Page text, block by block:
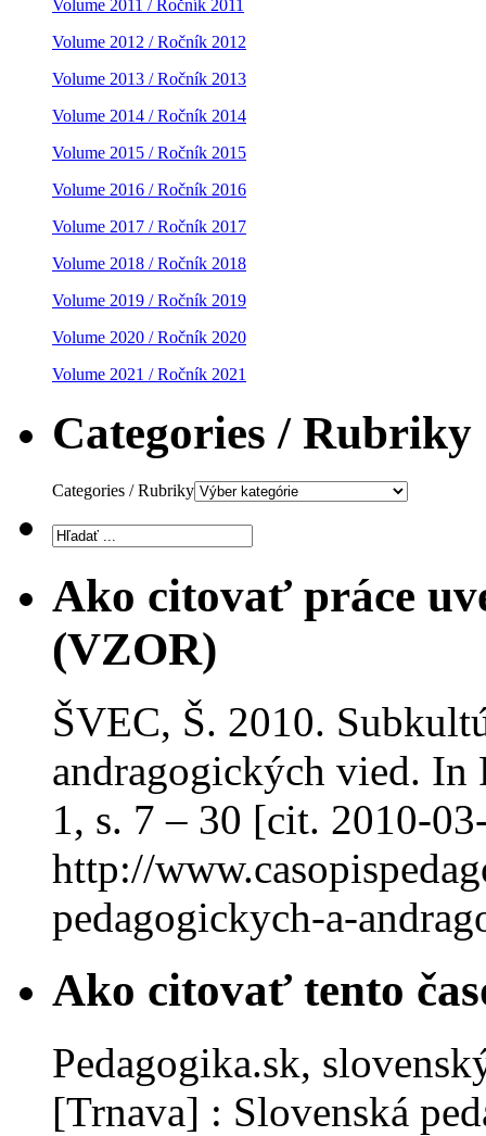
Volume 2011 / Ročník 2011
Volume 2012 / Ročník 2012
Volume 2013 / Ročník 2013
Volume 2014 / Ročník 2014
Volume 2015 / Ročník 2015
Volume 2016 / Ročník 2016
Volume 2017 / Ročník 2017
Volume 2018 / Ročník 2018
Volume 2019 / Ročník 2019
Volume 2020 / Ročník 2020
Volume 2021 / Ročník 2021
Categories / Rubriky
Categories / Rubriky
Ako citovať práce
(VZOR)
ŠVEC, Š. 2010.
andragogických vied. In
1, s. 7 – 30 [cit. 2010-
http://
pedagogickych-a-
Ako citovať tento
Pedagogika.sk,
[Trnava] : Slovenská